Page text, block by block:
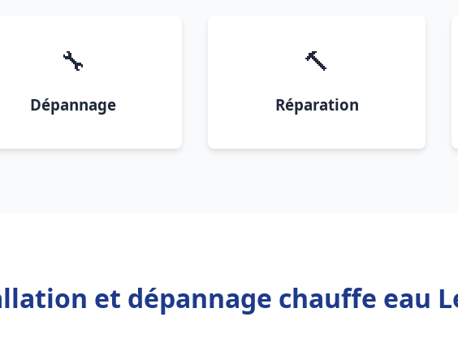
🔧
Dépannage
🔨
Réparation
et dépannage chauffe eau